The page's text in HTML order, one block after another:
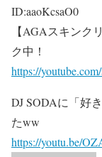
ID:aaoKcsaO0
【AGAスキンク
ク中！
https://
DJ SODAに「好
たww
https://youtu.be/